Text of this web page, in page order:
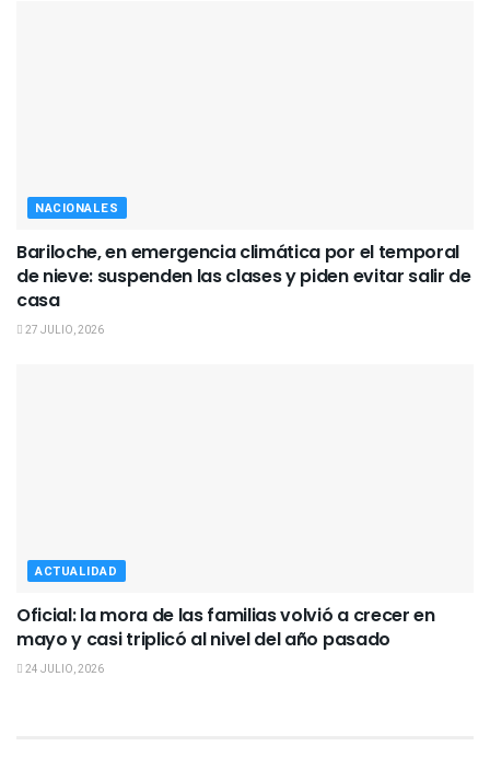
NACIONALES
Bariloche, en emergencia climática por el temporal
de nieve: suspenden las clases y piden evitar salir de
casa
27 JULIO, 2026
ACTUALIDAD
Oficial: la mora de las familias volvió a crecer en
mayo y casi triplicó al nivel del año pasado
24 JULIO, 2026